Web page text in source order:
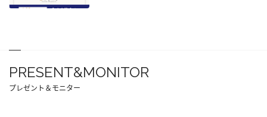
PRESENT&MONITOR
プレゼント＆モニター